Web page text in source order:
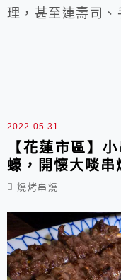
理，甚至連壽司
小酌的全新好
新港街上的全新
燈光與造景輝映，
上並不多，建議
2022.05.31
【花蓮市區】
蠔，開懷大啖串
燒烤串燒